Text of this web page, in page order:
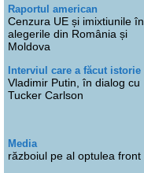
Raportul american
Cenzura UE și imixtiunile în
alegerile din România și
Moldova
Interviul care a făcut istorie
Vladimir Putin, în dialog cu
Tucker Carlson
Media
războiul pe al optulea front